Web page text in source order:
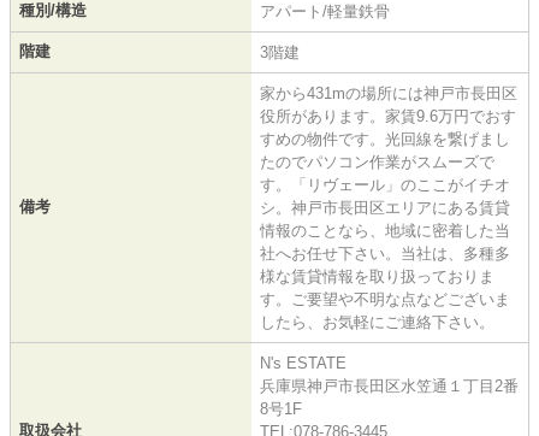
種別/構造 アパート/軽量鉄骨
階建 3階建
備考
家から431mの場所には神戸市長田区
役所があります。家賃9.6万円でおす
すめの物件です。光回線を繋げまし
たのでパソコン作業がスムーズで
す。「リヴェール」のここがイチオ
シ。神戸市長田区エリアにある賃貸
情報のことなら、地域に密着した当
社へお任せ下さい。当社は、多種多
様な賃貸情報を取り扱っておりま
す。ご要望や不明な点などございま
したら、お気軽にご連絡下さい。
取扱会社
N's ESTATE
兵庫県神戸市長田区水笠通１丁目2番
8号1F
TEL:078-786-3445